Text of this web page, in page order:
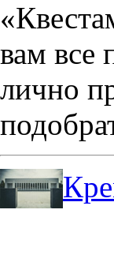
вам все
лично